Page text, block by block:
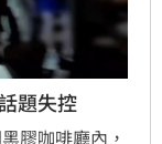
題失控
膠咖啡廳內，